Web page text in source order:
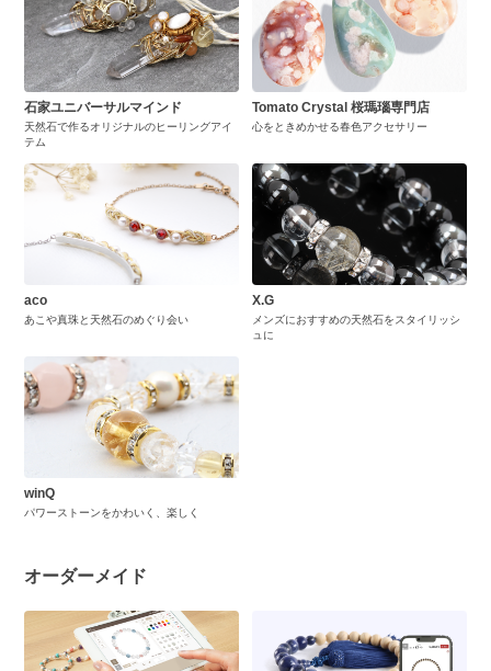
石家ユニバーサルマインド
天然石で作るオリジナルのヒーリングアイ
テム
Tomato Crystal 桜瑪瑙専門店
心をときめかせる春色アクセサリー
aco
あこや真珠と天然石のめぐり会い
X.G
メンズにおすすめの天然石をスタイリッシ
ュに
winQ
パワーストーンをかわいく、楽しく
オーダーメイド